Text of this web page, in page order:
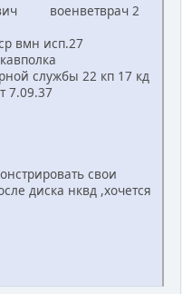
военветврач 2
вмн исп.27
службы 22 кп 17 кд
свои
диска нквд ,хочется